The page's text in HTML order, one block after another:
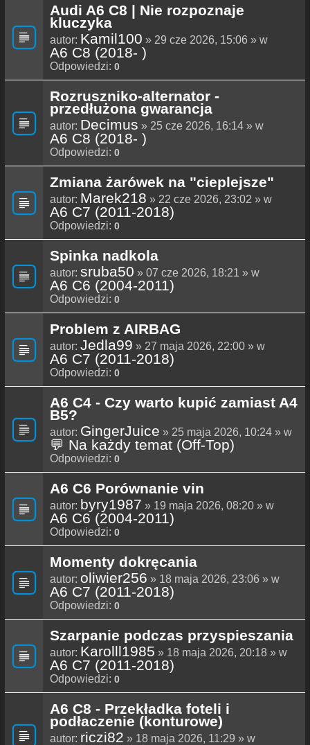
Audi A6 C8 | Nie rozpoznaje
kluczyka
autor: Kamil100 » 29 cze 2026, 15:06 » w
A6 C8 (2018- )
Odpowiedzi: 0
Rozruszniko-alternator -
przedłużona gwarancja
autor: Decimus » 25 cze 2026, 16:14 » w
A6 C8 (2018- )
Odpowiedzi: 0
Zmiana żarówek na "cieplejsze"
autor: Marek218 » 22 cze 2026, 23:02 » w
A6 C7 (2011-2018)
Odpowiedzi: 0
Spinka nadkola
autor: sruba50 » 07 cze 2026, 18:21 » w
A6 C6 (2004-2011)
Odpowiedzi: 0
Problem z AIRBAG
autor: Jedla99 » 27 maja 2026, 22:00 » w
A6 C7 (2011-2018)
Odpowiedzi: 0
A6 C4 - Czy warto kupić zamiast A4
B5?
autor: GingerJuice » 25 maja 2026, 10:24 » w
💬 Na każdy temat (Off-Top)
Odpowiedzi: 0
A6 C6 Porównanie vin
autor: byry1987 » 19 maja 2026, 08:20 » w
A6 C6 (2004-2011)
Odpowiedzi: 0
Momenty dokręcania
autor: oliwier256 » 18 maja 2026, 23:06 » w
A6 C7 (2011-2018)
Odpowiedzi: 0
Szarpanie podczas przyspieszania
autor: Karolll1985 » 18 maja 2026, 20:18 » w
A6 C7 (2011-2018)
Odpowiedzi: 0
A6 C8 - Przekładka foteli i
podłaczenie (konturowe)
autor: riczi82 » 18 maja 2026, 11:29 » w